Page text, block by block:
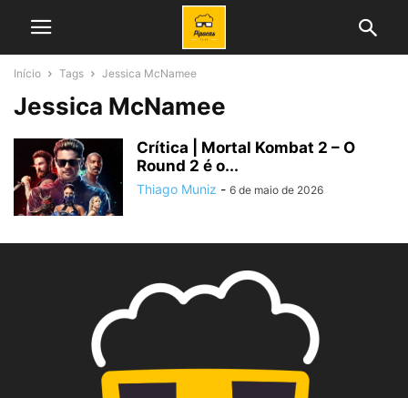
Início Tags Jessica McNamee
Jessica McNamee
Crítica | Mortal Kombat 2 – O
Round 2 é o...
Thiago Muniz - 6 de maio de 2026